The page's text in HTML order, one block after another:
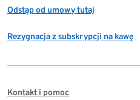
Odstąp od umowy tutaj
Rezygnacja z subskrypcji na kawę
Kontakt i pomoc